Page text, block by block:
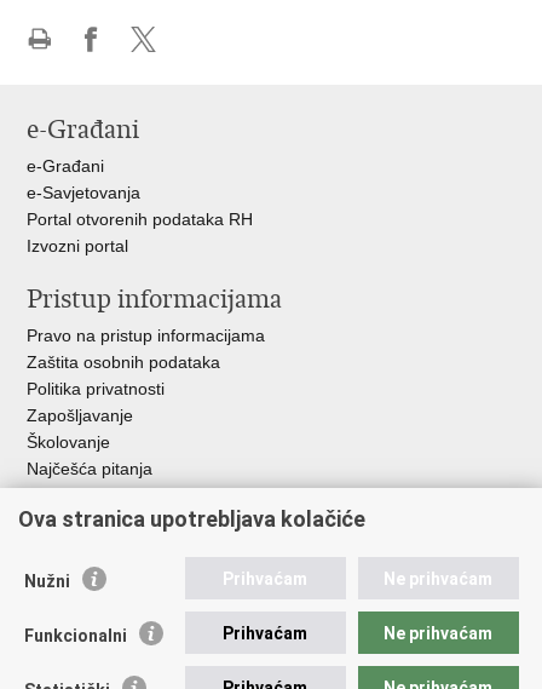
Facebooku
X-
e-Građani
e-Građani
e-Savjetovanja
Portal otvorenih podataka RH
Izvozni portal
Pristup informacijama
Pravo na pristup informacijama
Zaštita osobnih podataka
Politika privatnosti
Zapošljavanje
Školovanje
Najčešća pitanja
Važne poveznice
EMN Nacionalna kontaktna točka za Republiku Hrvatsku
Policijska akademija
Ova stranica upotrebljava kolačiće
Nužni Prihvaćam Ne prihvaćam
Funkcionalni Prihvaćam Ne prihvaćam